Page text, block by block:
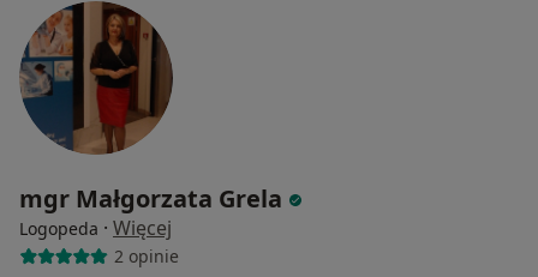
mgr Małgorzata Grela
Logopeda · Więcej
2 opinie